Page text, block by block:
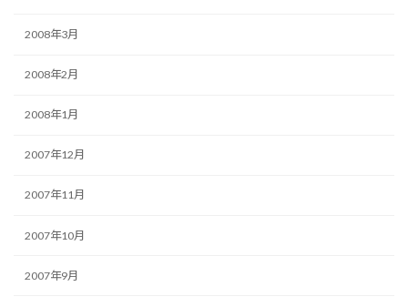
2008年3月
2008年2月
2008年1月
2007年12月
2007年11月
2007年10月
2007年9月